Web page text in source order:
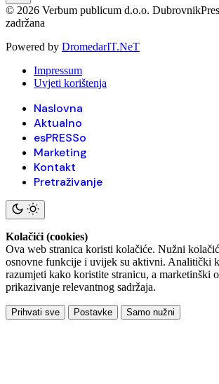
© 2026 Verbum publicum d.o.o.
zadržana
Powered by DromedarIT.NeT
Impressum
Uvjeti korištenja
Naslovna
Aktualno
esPRESSo
Marketing
Kontakt
Pretraživanje
Kolačići (cookies)
Ova web stranica koristi kolačiće. Nužni
osnovne funkcije i uvijek su aktivni. Analitički
razumjeti kako koristite stranicu, a marketinški
prikazivanje relevantnog sadržaja.
Prihvati sve Postavke Samo nužni